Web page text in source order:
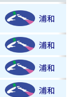
浦和
浦和
浦和
浦和